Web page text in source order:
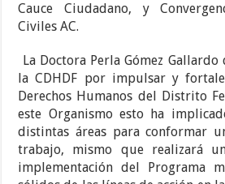
Cauce Ciudadano, y
Civiles AC.
La Doctora Perla Gómez
la CDHDF por impulsar y
Derechos Humanos del Distrito
este Organismo esto ha
distintas áreas para conformar
trabajo, mismo que realizará
implementación del Programa